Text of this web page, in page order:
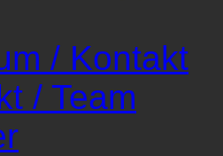
/ Kontakt
/ Team